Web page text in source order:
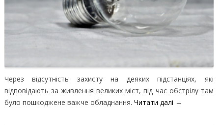
Через відсутність захисту на деяких підстанціях, які
відповідають за живлення великих міст, під час обстрілу там
було пошкоджене важче обладнання. Читати далі →